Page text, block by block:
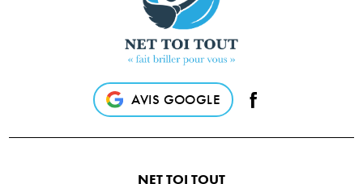
AVIS GOOGLE
NET TOI TOUT